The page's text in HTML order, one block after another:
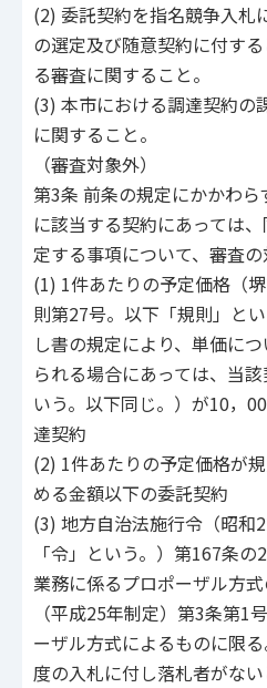
(2) 委託契約を指名競争入札
の選定及び随意契約に付す
る審査に関すること。
(3) 本市における調達契約の
に関すること。
（審査対象外）
第3条 前条の規定にかかわ
に該当する契約にあっては
定する事項について、審査の
(1) 1件あたりの予定価格（
則第27号。以下「規則」と
し書の規定により、単価に
られる場合にあっては、当
いう。以下同じ。）が10，
達契約
(2) 1件あたりの予定価格が
める金額以下の委託契約
(3) 地方自治法施行令（昭和
「令」という。）第167条
業務に係るプロポーザル方
（平成25年制定）第3条第1
ーザル方式によるものに限
度の入札に付し落札者がな